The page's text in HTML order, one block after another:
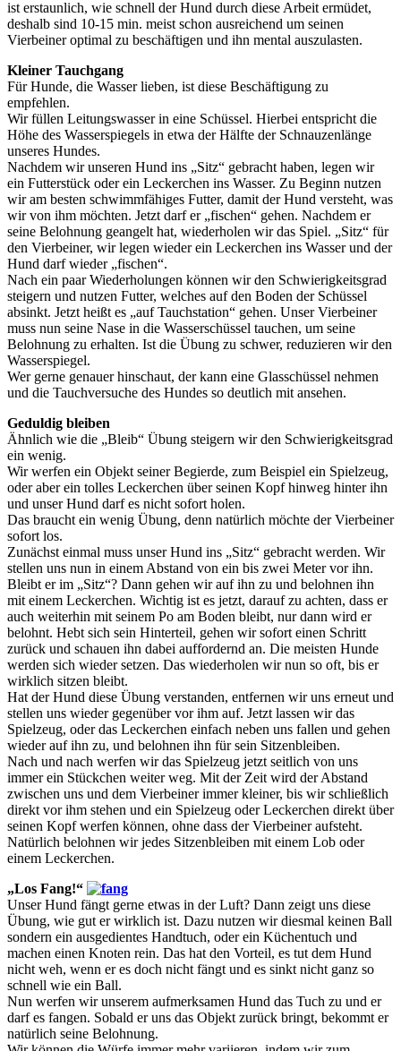
ist erstaunlich, wie schnell der Hund durch diese Arbeit ermüdet,
deshalb sind 10-15 min. meist schon ausreichend um seinen
Vierbeiner optimal zu beschäftigen und ihn mental auszulasten.
Kleiner Tauchgang
Für Hunde, die Wasser lieben, ist diese Beschäftigung zu
empfehlen.
Wir füllen Leitungswasser in eine Schüssel. Hierbei entspricht die
Höhe des Wasserspiegels in etwa der Hälfte der Schnauzenlänge
unseres Hundes.
Nachdem wir unseren Hund ins „Sitz“ gebracht haben, legen wir
ein Futterstück oder ein Leckerchen ins Wasser. Zu Beginn nutzen
wir am besten schwimmfähiges Futter, damit der Hund versteht, was
wir von ihm möchten. Jetzt darf er „fischen“ gehen. Nachdem er
seine Belohnung geangelt hat, wiederholen wir das Spiel. „Sitz“ für
den Vierbeiner, wir legen wieder ein Leckerchen ins Wasser und der
Hund darf wieder „fischen“.
Nach ein paar Wiederholungen können wir den Schwierigkeitsgrad
steigern und nutzen Futter, welches auf den Boden der Schüssel
absinkt. Jetzt heißt es „auf Tauchstation“ gehen. Unser Vierbeiner
muss nun seine Nase in die Wasserschüssel tauchen, um seine
Belohnung zu erhalten. Ist die Übung zu schwer, reduzieren wir den
Wasserspiegel.
Wer gerne genauer hinschaut, der kann eine Glasschüssel nehmen
und die Tauchversuche des Hundes so deutlich mit ansehen.
Geduldig bleiben
Ähnlich wie die „Bleib“ Übung steigern wir den Schwierigkeitsgrad
ein wenig.
Wir werfen ein Objekt seiner Begierde, zum Beispiel ein Spielzeug,
oder aber ein tolles Leckerchen über seinen Kopf hinweg hinter ihn
und unser Hund darf es nicht sofort holen.
Das braucht ein wenig Übung, denn natürlich möchte der Vierbeiner
sofort los.
Zunächst einmal muss unser Hund ins „Sitz“ gebracht werden. Wir
stellen uns nun in einem Abstand von ein bis zwei Meter vor ihn.
Bleibt er im „Sitz“? Dann gehen wir auf ihn zu und belohnen ihn
mit einem Leckerchen. Wichtig ist es jetzt, darauf zu achten, dass er
auch weiterhin mit seinem Po am Boden bleibt, nur dann wird er
belohnt. Hebt sich sein Hinterteil, gehen wir sofort einen Schritt
zurück und schauen ihn dabei auffordernd an. Die meisten Hunde
werden sich wieder setzen. Das wiederholen wir nun so oft, bis er
wirklich sitzen bleibt.
Hat der Hund diese Übung verstanden, entfernen wir uns erneut und
stellen uns wieder gegenüber vor ihm auf. Jetzt lassen wir das
Spielzeug, oder das Leckerchen einfach neben uns fallen und gehen
wieder auf ihn zu, und belohnen ihn für sein Sitzenbleiben.
Nach und nach werfen wir das Spielzeug jetzt seitlich von uns
immer ein Stückchen weiter weg. Mit der Zeit wird der Abstand
zwischen uns und dem Vierbeiner immer kleiner, bis wir schließlich
direkt vor ihm stehen und ein Spielzeug oder Leckerchen direkt über
seinen Kopf werfen können, ohne dass der Vierbeiner aufsteht.
Natürlich belohnen wir jedes Sitzenbleiben mit einem Lob oder
einem Leckerchen.
„Los Fang!“
Unser Hund fängt gerne etwas in der Luft? Dann zeigt uns diese
Übung, wie gut er wirklich ist. Dazu nutzen wir diesmal keinen Ball
sondern ein ausgedientes Handtuch, oder ein Küchentuch und
machen einen Knoten rein. Das hat den Vorteil, es tut dem Hund
nicht weh, wenn er es doch nicht fängt und es sinkt nicht ganz so
schnell wie ein Ball.
Nun werfen wir unserem aufmerksamen Hund das Tuch zu und er
darf es fangen. Sobald er uns das Objekt zurück bringt, bekommt er
natürlich seine Belohnung.